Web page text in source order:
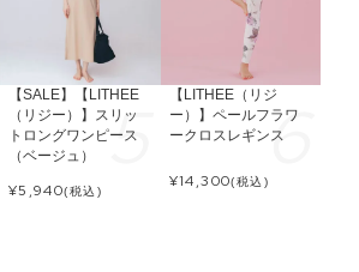
【SALE】【LITHEE
（リジー）】スリッ
トロングワンピース
（ベージュ）
¥5,940(税込)
【LITHEE（リジ
ー）】ペールフラワ
ークロスレギンス
¥14,300(税込)